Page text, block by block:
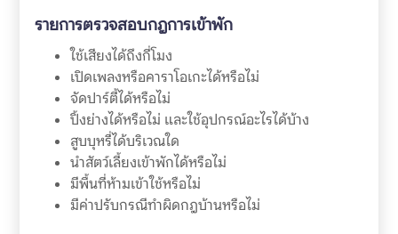
รายการตรวจสอบกฎการเข้าพัก
ใช้เสียงได้ถึงกี่โมง
เปิดเพลงหรือคาราโอเกะได้หรือไม่
จัดปาร์ตี้ได้หรือไม่
ปิ้งย่างได้หรือไม่ และใช้อุปกรณ์อะไรได้บ้าง
สูบบุหรี่ได้บริเวณใด
นำสัตว์เลี้ยงเข้าพักได้หรือไม่
มีพื้นที่ห้ามเข้าใช้หรือไม่
มีค่าปรับกรณีทำผิดกฎบ้านหรือไม่